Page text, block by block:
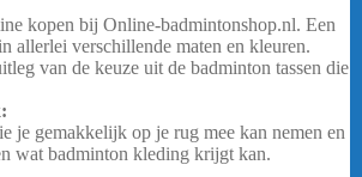
kopen bij Online-badmintonshop.nl. Een
allerlei verschillende maten en kleuren.
van de keuze uit de badminton tassen die
je gemakkelijk op je rug mee kan nemen en
wat badminton kleding krijgt kan.